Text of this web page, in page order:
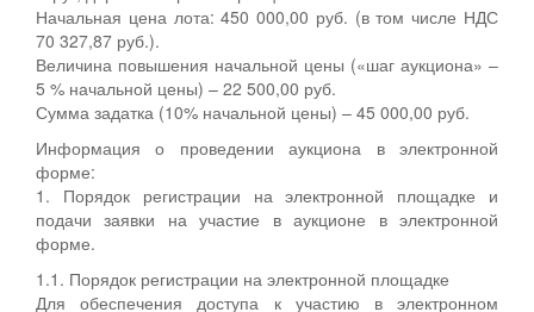
Начальная цена лота: 450 000,00 руб. (в том числе НДС
70 327,87 руб.).
Величина повышения начальной цены («шаг аукциона» –
5 % начальной цены) – 22 500,00 руб.
Сумма задатка (10% начальной цены) – 45 000,00 руб.
Информация о проведении аукциона в электронной
форме:
1. Порядок регистрации на электронной площадке и
подачи заявки на участие в аукционе в электронной
форме.
1.1. Порядок регистрации на электронной площадке
Для обеспечения доступа к участию в электронном